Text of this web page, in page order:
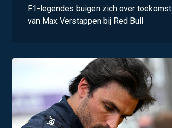
F1-legendes buigen zich over toekomst
van Max Verstappen bij Red Bull